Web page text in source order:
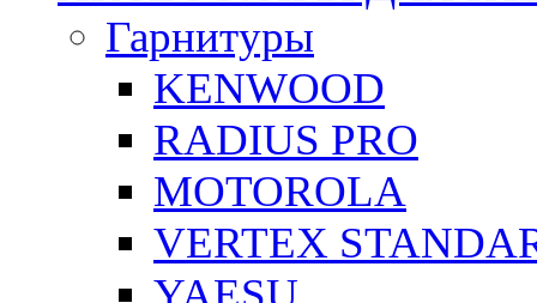
Гарнитуры
KENWOOD
RADIUS PRO
MOTOROLA
VERTEX